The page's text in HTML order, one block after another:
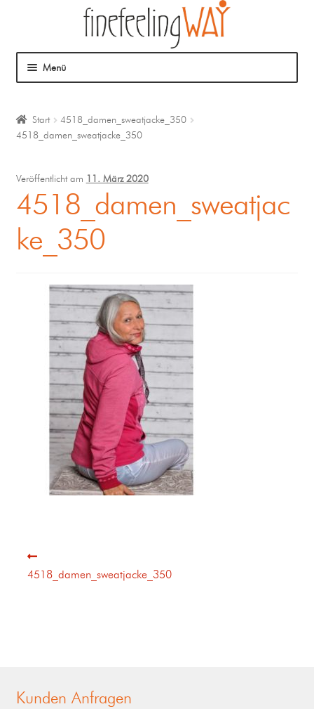
Menü
Mein Angebot
Coaching
Klangmassage
Start
4518_damen_sweatjacke_350
4518_damen_sweatjacke_350
Veröffentlicht am 11. März 2020
4518_damen_sweatjac
ke_350
4518_damen_sweatjacke_350
Kunden Anfragen